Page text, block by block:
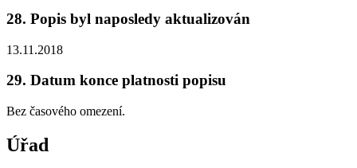
28. Popis byl naposledy aktualizován
13.11.2018
29. Datum konce platnosti popisu
Bez časového omezení.
Úřad